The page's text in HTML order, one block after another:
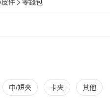
皮件
零錢包
件/零錢包推薦
件
/ 小皮件相似商品推薦
中/短夾 卡夾 其他